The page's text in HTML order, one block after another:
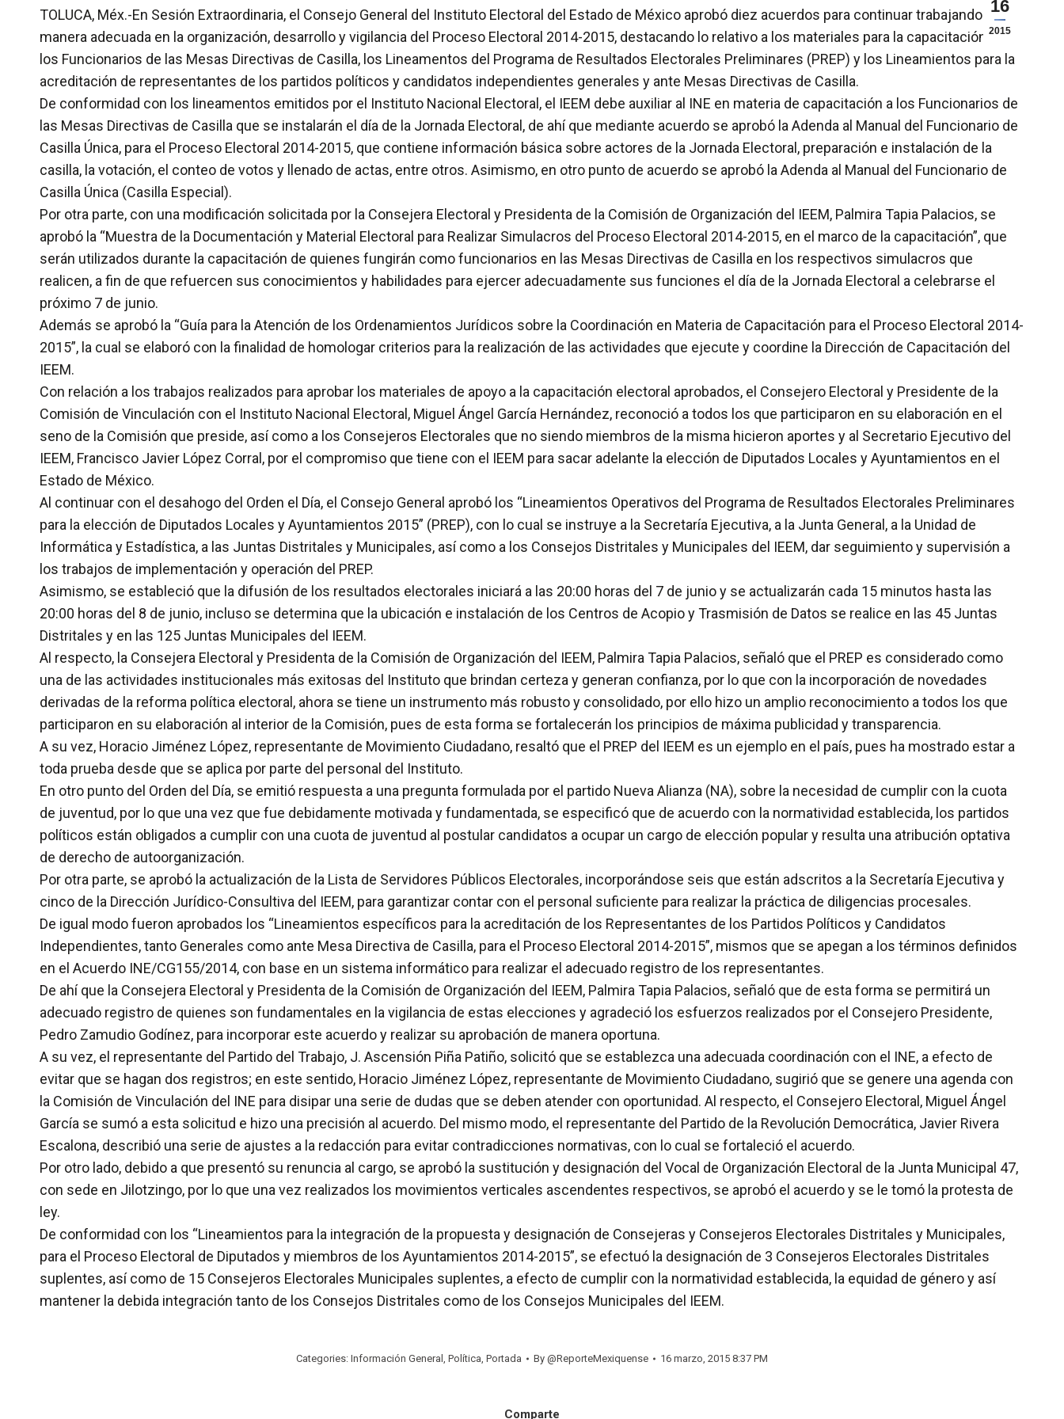
16
2015
TOLUCA, Méx.-En Sesión Extraordinaria, el Consejo General del Instituto Electoral del Estado de México aprobó diez acuerdos para continuar trabajando de
manera adecuada en la organización, desarrollo y vigilancia del Proceso Electoral 2014-2015, destacando lo relativo a los materiales para la capacitación de
los Funcionarios de las Mesas Directivas de Casilla, los Lineamentos del Programa de Resultados Electorales Preliminares (PREP) y los Lineamientos para la
acreditación de representantes de los partidos políticos y candidatos independientes generales y ante Mesas Directivas de Casilla.
De conformidad con los lineamentos emitidos por el Instituto Nacional Electoral, el IEEM debe auxiliar al INE en materia de capacitación a los Funcionarios de
las Mesas Directivas de Casilla que se instalarán el día de la Jornada Electoral, de ahí que mediante acuerdo se aprobó la Adenda al Manual del Funcionario de
Casilla Única, para el Proceso Electoral 2014-2015, que contiene información básica sobre actores de la Jornada Electoral, preparación e instalación de la
casilla, la votación, el conteo de votos y llenado de actas, entre otros. Asimismo, en otro punto de acuerdo se aprobó la Adenda al Manual del Funcionario de
Casilla Única (Casilla Especial).
Por otra parte, con una modificación solicitada por la Consejera Electoral y Presidenta de la Comisión de Organización del IEEM, Palmira Tapia Palacios, se
aprobó la “Muestra de la Documentación y Material Electoral para Realizar Simulacros del Proceso Electoral 2014-2015, en el marco de la capacitación”, que
serán utilizados durante la capacitación de quienes fungirán como funcionarios en las Mesas Directivas de Casilla en los respectivos simulacros que
realicen, a fin de que refuercen sus conocimientos y habilidades para ejercer adecuadamente sus funciones el día de la Jornada Electoral a celebrarse el
próximo 7 de junio.
Además se aprobó la “Guía para la Atención de los Ordenamientos Jurídicos sobre la Coordinación en Materia de Capacitación para el Proceso Electoral 2014-
2015”, la cual se elaboró con la finalidad de homologar criterios para la realización de las actividades que ejecute y coordine la Dirección de Capacitación del
IEEM.
Con relación a los trabajos realizados para aprobar los materiales de apoyo a la capacitación electoral aprobados, el Consejero Electoral y Presidente de la
Comisión de Vinculación con el Instituto Nacional Electoral, Miguel Ángel García Hernández, reconoció a todos los que participaron en su elaboración en el
seno de la Comisión que preside, así como a los Consejeros Electorales que no siendo miembros de la misma hicieron aportes y al Secretario Ejecutivo del
IEEM, Francisco Javier López Corral, por el compromiso que tiene con el IEEM para sacar adelante la elección de Diputados Locales y Ayuntamientos en el
Estado de México.
Al continuar con el desahogo del Orden el Día, el Consejo General aprobó los “Lineamientos Operativos del Programa de Resultados Electorales Preliminares
para la elección de Diputados Locales y Ayuntamientos 2015” (PREP), con lo cual se instruye a la Secretaría Ejecutiva, a la Junta General, a la Unidad de
Informática y Estadística, a las Juntas Distritales y Municipales, así como a los Consejos Distritales y Municipales del IEEM, dar seguimiento y supervisión a
los trabajos de implementación y operación del PREP.
Asimismo, se estableció que la difusión de los resultados electorales iniciará a las 20:00 horas del 7 de junio y se actualizarán cada 15 minutos hasta las
20:00 horas del 8 de junio, incluso se determina que la ubicación e instalación de los Centros de Acopio y Trasmisión de Datos se realice en las 45 Juntas
Distritales y en las 125 Juntas Municipales del IEEM.
Al respecto, la Consejera Electoral y Presidenta de la Comisión de Organización del IEEM, Palmira Tapia Palacios, señaló que el PREP es considerado como
una de las actividades institucionales más exitosas del Instituto que brindan certeza y generan confianza, por lo que con la incorporación de novedades
derivadas de la reforma política electoral, ahora se tiene un instrumento más robusto y consolidado, por ello hizo un amplio reconocimiento a todos los que
participaron en su elaboración al interior de la Comisión, pues de esta forma se fortalecerán los principios de máxima publicidad y transparencia.
A su vez, Horacio Jiménez López, representante de Movimiento Ciudadano, resaltó que el PREP del IEEM es un ejemplo en el país, pues ha mostrado estar a
toda prueba desde que se aplica por parte del personal del Instituto.
En otro punto del Orden del Día, se emitió respuesta a una pregunta formulada por el partido Nueva Alianza (NA), sobre la necesidad de cumplir con la cuota
de juventud, por lo que una vez que fue debidamente motivada y fundamentada, se especificó que de acuerdo con la normatividad establecida, los partidos
políticos están obligados a cumplir con una cuota de juventud al postular candidatos a ocupar un cargo de elección popular y resulta una atribución optativa
de derecho de autoorganización.
Por otra parte, se aprobó la actualización de la Lista de Servidores Públicos Electorales, incorporándose seis que están adscritos a la Secretaría Ejecutiva y
cinco de la Dirección Jurídico-Consultiva del IEEM, para garantizar contar con el personal suficiente para realizar la práctica de diligencias procesales.
De igual modo fueron aprobados los “Lineamientos específicos para la acreditación de los Representantes de los Partidos Políticos y Candidatos
Independientes, tanto Generales como ante Mesa Directiva de Casilla, para el Proceso Electoral 2014-2015”, mismos que se apegan a los términos definidos
en el Acuerdo INE/CG155/2014, con base en un sistema informático para realizar el adecuado registro de los representantes.
De ahí que la Consejera Electoral y Presidenta de la Comisión de Organización del IEEM, Palmira Tapia Palacios, señaló que de esta forma se permitirá un
adecuado registro de quienes son fundamentales en la vigilancia de estas elecciones y agradeció los esfuerzos realizados por el Consejero Presidente,
Pedro Zamudio Godínez, para incorporar este acuerdo y realizar su aprobación de manera oportuna.
A su vez, el representante del Partido del Trabajo, J. Ascensión Piña Patiño, solicitó que se establezca una adecuada coordinación con el INE, a efecto de
evitar que se hagan dos registros; en este sentido, Horacio Jiménez López, representante de Movimiento Ciudadano, sugirió que se genere una agenda con
la Comisión de Vinculación del INE para disipar una serie de dudas que se deben atender con oportunidad. Al respecto, el Consejero Electoral, Miguel Ángel
García se sumó a esta solicitud e hizo una precisión al acuerdo. Del mismo modo, el representante del Partido de la Revolución Democrática, Javier Rivera
Escalona, describió una serie de ajustes a la redacción para evitar contradicciones normativas, con lo cual se fortaleció el acuerdo.
Por otro lado, debido a que presentó su renuncia al cargo, se aprobó la sustitución y designación del Vocal de Organización Electoral de la Junta Municipal 47,
con sede en Jilotzingo, por lo que una vez realizados los movimientos verticales ascendentes respectivos, se aprobó el acuerdo y se le tomó la protesta de
ley.
De conformidad con los “Lineamientos para la integración de la propuesta y designación de Consejeras y Consejeros Electorales Distritales y Municipales,
para el Proceso Electoral de Diputados y miembros de los Ayuntamientos 2014-2015”, se efectuó la designación de 3 Consejeros Electorales Distritales
suplentes, así como de 15 Consejeros Electorales Municipales suplentes, a efecto de cumplir con la normatividad establecida, la equidad de género y así
mantener la debida integración tanto de los Consejos Distritales como de los Consejos Municipales del IEEM.
Categories: Información General , Política, Portada By @ReporteMexiquense 16 marzo, 2015 8:37 PM
Comparte